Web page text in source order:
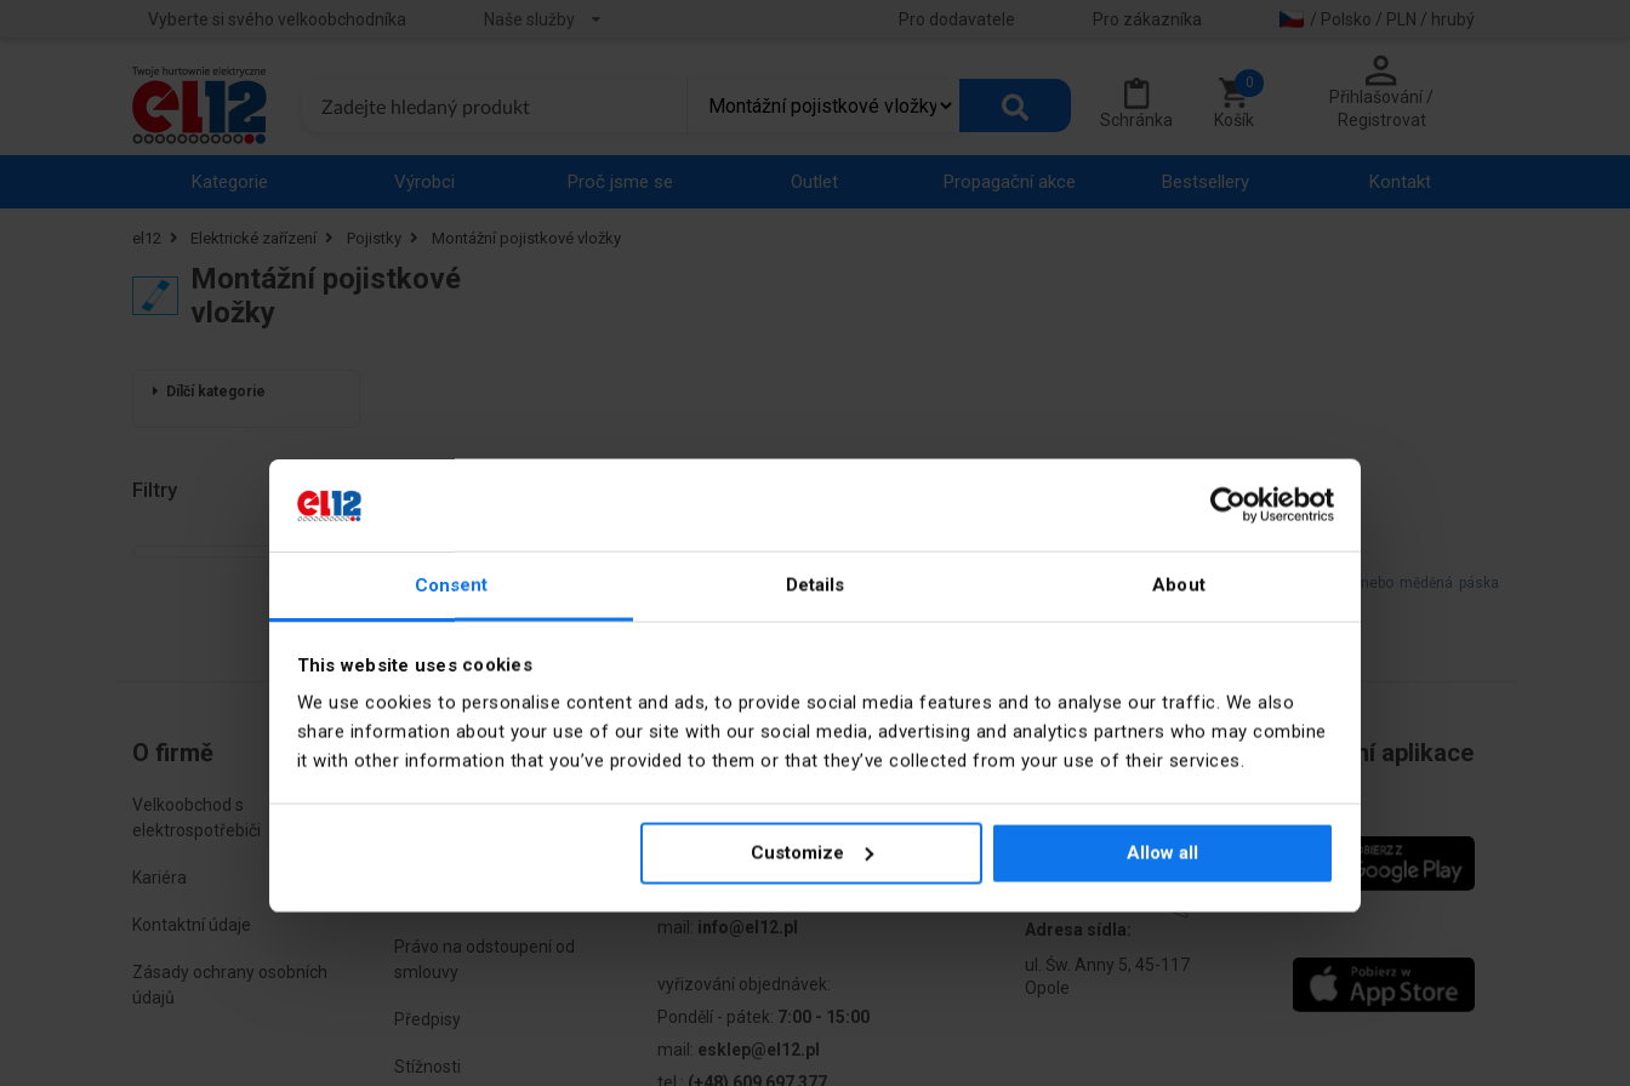
Consent Details About
This website uses cookies
We use cookies to personalise content and ads, to provide social media features and to analyse our traffic. We also
share information about your use of our site with our social media, advertising and analytics partners who may combine
it with other information that you’ve provided to them or that they’ve collected from your use of their services.
Customize Allow all
Vyberte si svého velkoobchodníka Naše služby Pro dodavatele Pro zákazníka / Polsko / PLN / hrubý
Schránka Košík
0
Přihlašování /
Registrovat
Kategorie Výrobci Proč jsme se Outlet Propagační akce Bestsellery Kontakt
el12 Elektrické zařízení Pojistky Montážní pojistkové vložky
Montážní pojistkové
vložky
Dílčí kategorie
Filtry
Montážní pojistkové vložky
Funkce pojistkové vložky spočívá v přerušení elektrického obvodu prostřednictvím pojistkového prvku (obvykle měděná páska, stříbrná páska nebo měděná páska
O firmě
Velkoobchod s
elektrospotřebiči
Kariéra
Kontaktní údaje
Zásady ochrany osobních
údajů
Nakupování online
Často kladené otázky
Právo na odstoupení od
smlouvy
Předpisy
Stížnosti
Kontakt
Pondělí - pátek:7:00 - 17:00
mail: info@el12.pl
vyřizování objednávek:
Pondělí - pátek: 7:00 - 15:00
mail: esklep@el12.pl
Adresa sídla:
ul. Św. Anny 5, 45-117
Opole
Mobilní aplikace